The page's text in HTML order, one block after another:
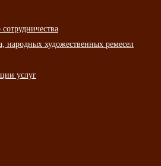
народных художественных ремесел
услуг